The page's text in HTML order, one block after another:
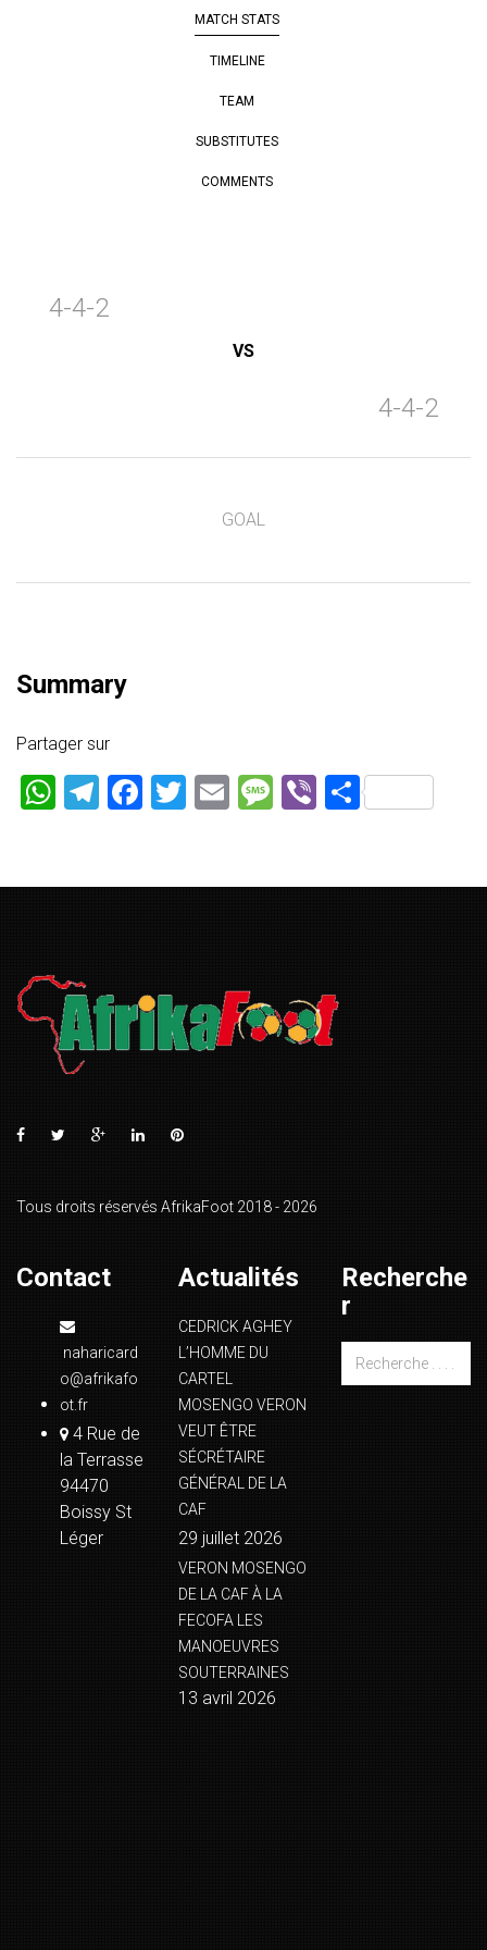
MATCH STATS
TIMELINE
TEAM
SUBSTITUTES
COMMENTS
4-4-2
VS
4-4-2
GOAL
Summary
Partager sur
WhatsApp
Telegram
Facebook
Twitter
EmailMessage
Viber
Tous droits réservés AfrikaFoot 2018 - 2026
Contact
naharicard
o@afrikafo
ot.fr
4 Rue de
la Terrasse
94470
Boissy St
Léger
Actualités
CEDRICK AGHEY
L’HOMME DU
CARTEL
MOSENGO VERON
VEUT ÊTRE
SÉCRÉTAIRE
GÉNÉRAL DE LA
CAF
29 juillet 2026
VERON MOSENGO
DE LA CAF À LA
FECOFA LES
MANOEUVRES
SOUTERRAINES
13 avril 2026
Recherche
r